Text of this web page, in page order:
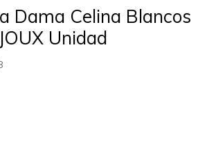
Dama Celina Blancos
Unidad